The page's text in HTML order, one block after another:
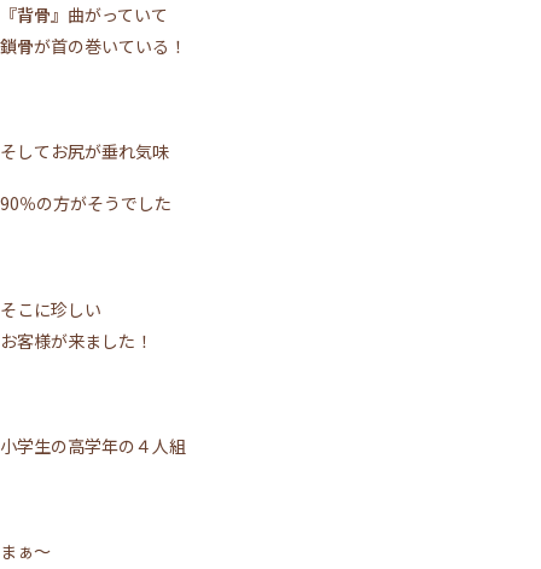
『背骨』 曲がっていて
鎖骨が首の巻いている！
そしてお尻が垂れ気味
90％の方がそうでした
そこに珍しい
お客様が来ました！
小学生の高学年の４人組
まぁ～